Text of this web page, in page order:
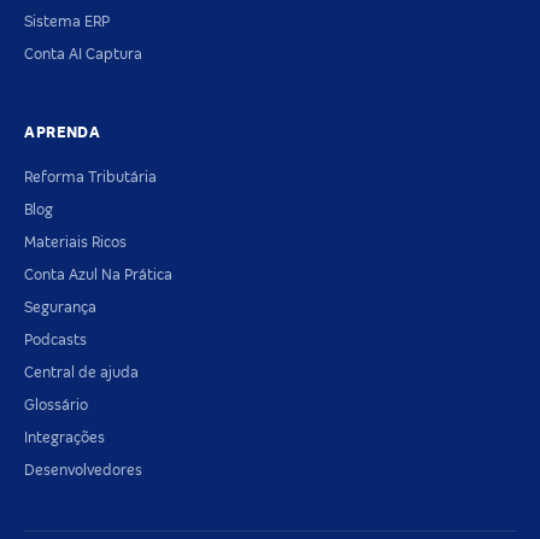
Sistema ERP
Conta AI Captura
APRENDA
Reforma Tributária
Blog
Materiais Ricos
Conta Azul Na Prática
Segurança
Podcasts
Central de ajuda
Glossário
Integrações
Desenvolvedores